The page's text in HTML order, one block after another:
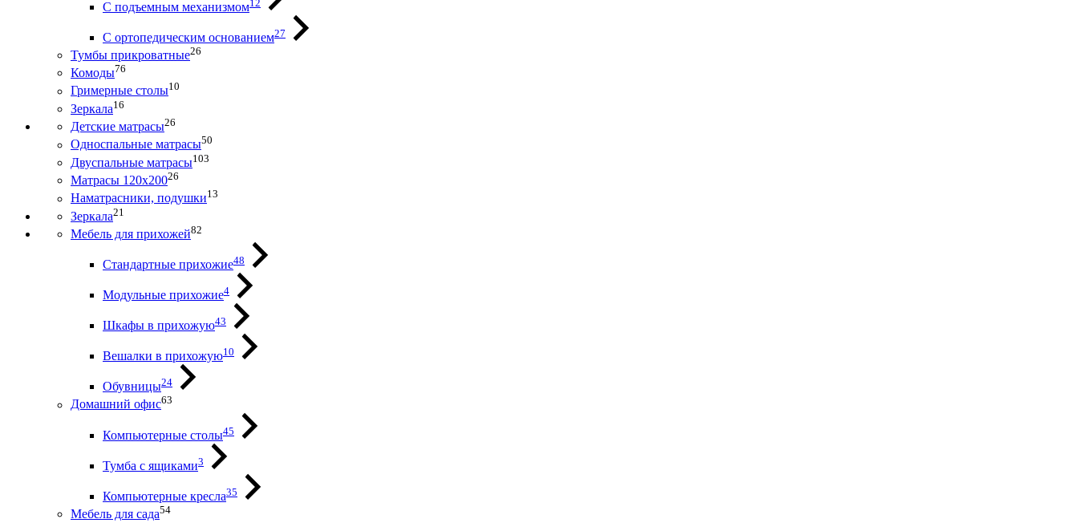
С подъемным механизмом
С ортопедическим основанием27
Тумбы прикроватные26
Комоды76
Гримерные столы10
Зеркала16
Детские матрасы26
Односпальные матрасы50
Двуспальные матрасы103
Матрасы 120х20026
Наматрасники, подушки13
Зеркала21
Мебель для прихожей82
Стандартные прихожие48
Модульные прихожие4
Шкафы в прихожую43
Вешалки в прихожую10
Обувницы24
Домашний офис63
Компьютерные столы45
Тумба с ящиками3
Компьютерные кресла35
Мебель для сада54